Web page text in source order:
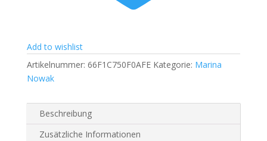
Add to wishlist
Artikelnummer: 66F1C750F0AFE Kategorie: Marina
Nowak
Beschreibung
Zusätzliche Informationen